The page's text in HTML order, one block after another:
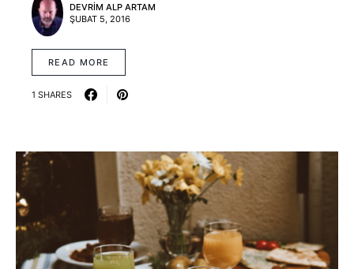
DEVRIM ALP ARTAM
ŞUBAT 5, 2016
READ MORE
1 SHARES